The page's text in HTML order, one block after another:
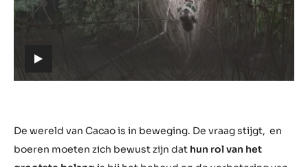
t
s
:
Video
afspelen:
https://youtu.be/hfvinO54uhc
De wereld van Cacao is in beweging. De vraag stijgt, en
boeren moeten zich bewust zijn dat hun rol van het